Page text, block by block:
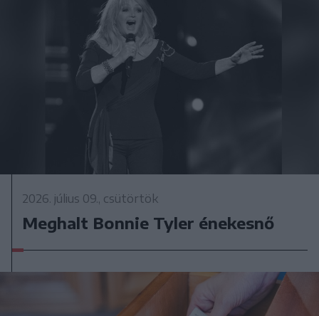
2026. július 09., csütörtök
Meghalt Bonnie Tyler énekesnő